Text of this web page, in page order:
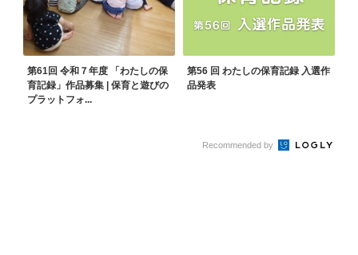
第61回 令和７年度 「わたしの保
育記録」作品募集 | 保育と遊びの
プラットフォ...
第56 回 わたしの保育記録 入選作
品発表
Recommended by